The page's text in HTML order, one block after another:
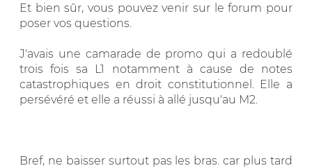
Et bien sûr, vous pouvez venir sur le forum pour
poser vos questions.
J'avais une camarade de promo qui a redoublé
trois fois sa L1 notamment à cause de notes
catastrophiques en droit constitutionnel. Elle a
persévéré et elle a réussi à allé jusqu'au M2.
Bref, ne baisser surtout pas les bras. car plus tard